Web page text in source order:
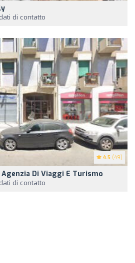
di contatto
4.5 (49)
Di Viaggi E Turismo
di contatto